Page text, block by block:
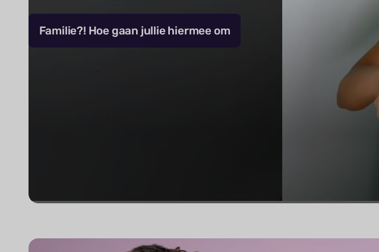
Familie?! Hoe gaan jullie hiermee om